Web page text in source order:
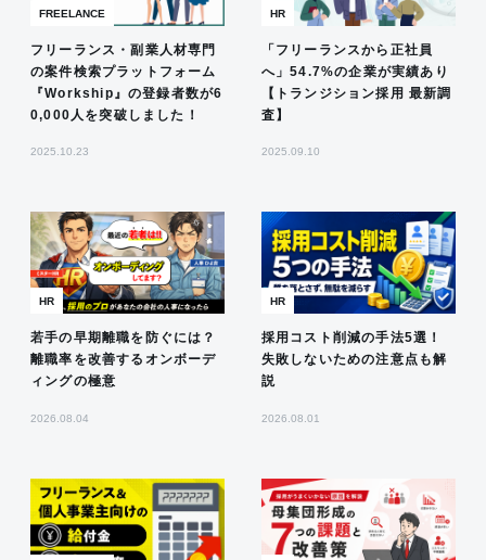
FREELANCE
フリーランス・副業人材専門
の案件検索プラットフォーム
『Workship』の登録者数が6
0,000人を突破しました！
2025.10.23
HR
「フリーランスから正社員
へ」54.7%の企業が実績あり
【トランジション採用 最新調
査】
2025.09.10
HR
若手の早期離職を防ぐには？
離職率を改善するオンボーデ
ィングの極意
2026.08.04
HR
採用コスト削減の手法5選！
失敗しないための注意点も解
説
2026.08.01